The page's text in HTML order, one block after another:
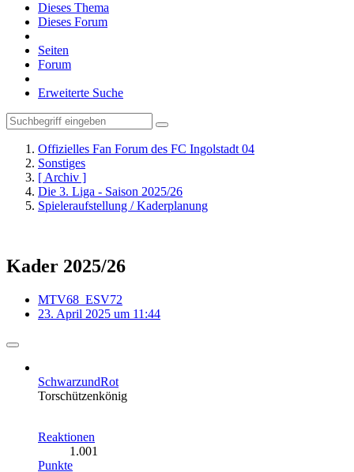
Dieses Thema
Dieses Forum
Seiten
Forum
Erweiterte Suche
Offizielles Fan Forum des FC Ingolstadt 04
Sonstiges
[ Archiv ]
Die 3. Liga - Saison 2025/26
Spieleraufstellung / Kaderplanung
Kader 2025/26
MTV68_ESV72
23. April 2025 um 11:44
SchwarzundRot
Torschützenkönig
Reaktionen
1.001
Punkte